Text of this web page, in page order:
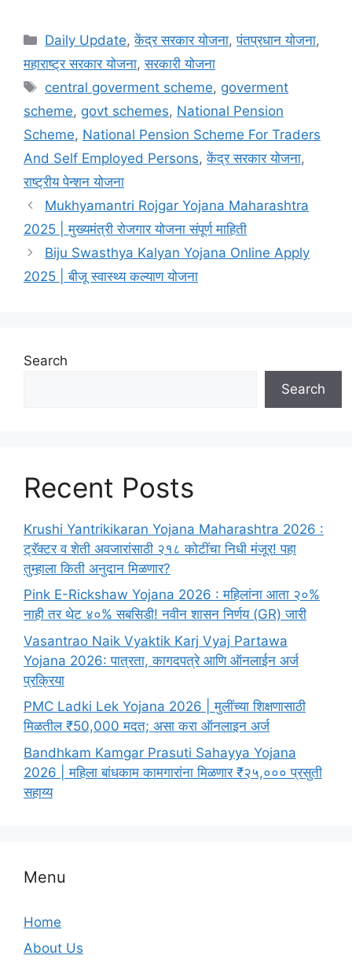
Categories
Daily Update,केंद्र सरकार योजना,पंतप्रधान योजना,
महाराष्ट्र सरकार योजना,सरकारी योजना
Tags
central goverment scheme, goverment
scheme, govt schemes, National Pension
Scheme, National Pension Scheme For Traders
And Self Employed Persons,केंद्र सरकार योजना,
राष्ट्रीय पेन्शन योजना
Mukhyamantri Rojgar Yojana Maharashtra
2025 | मुख्यमंत्री रोजगार योजना संपूर्ण माहिती
Biju Swasthya Kalyan Yojana Online Apply
2025 | बीजू स्वास्थ्य कल्याण योजना
Search
Search
Recent Posts
Krushi Yantrikikaran Yojana Maharashtra 2026 :
ट्रॅक्टर व शेती अवजारांसाठी २१८ कोटींचा निधी मंजूर! पहा
तुम्हाला किती अनुदान मिळणार?
Pink E-Rickshaw Yojana 2026 : महिलांना आता २०%
नाही तर थेट ४०% सबसिडी! नवीन शासन निर्णय (GR) जारी
Vasantrao Naik Vyaktik Karj Vyaj Partawa
Yojana 2026: पात्रता, कागदपत्रे आणि ऑनलाईन अर्ज
प्रक्रिया
PMC Ladki Lek Yojana 2026 | मुलींच्या शिक्षणासाठी
मिळतील ₹50,000 मदत; असा करा ऑनलाइन अर्ज
Bandhkam Kamgar Prasuti Sahayya Yojana
2026 | महिला बांधकाम कामगारांना मिळणार ₹२५,००० प्रसुती
सहाय्य
Menu
Home
About Us